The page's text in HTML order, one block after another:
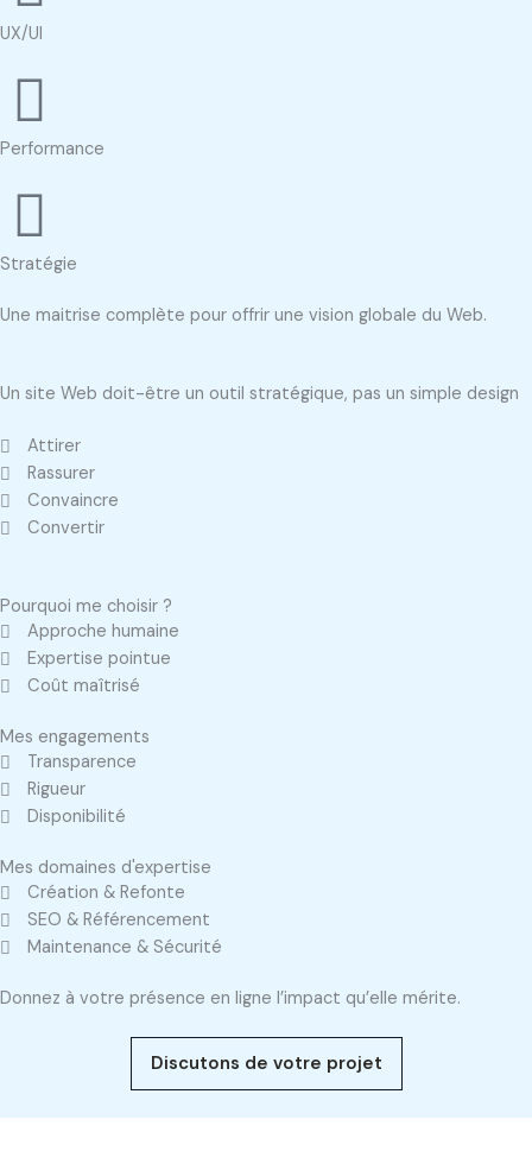
UX/UI
Performance
Stratégie
Une maitrise complète pour offrir une vision globale du Web.
Un site Web doit-être un outil stratégique, pas un simple design
Attirer
Rassurer
Convaincre
Convertir
Pourquoi me choisir ?
Approche humaine
Expertise pointue
Coût maîtrisé
Mes engagements
Transparence
Rigueur
Disponibilité
Mes domaines d'expertise
Création & Refonte
SEO & Référencement
Maintenance & Sécurité
Donnez à votre présence en ligne l’impact qu’elle mérite.
Discutons de votre projet